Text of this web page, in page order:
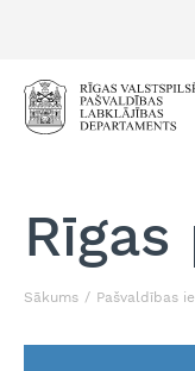
Sākums Pašvaldības